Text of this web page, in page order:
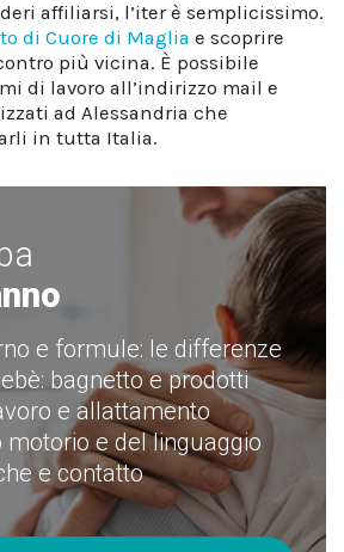
affiliarsi, l’iter è semplicissimo.
di Cuore di Maglia e scoprire
più vicina. È possibile
di lavoro all’indirizzo mail e
ad Alessandria che
in tutta Italia.
e formule: le differenze
bagnetto e prodotti
e allattamento
motorio e del linguaggio
e contatto